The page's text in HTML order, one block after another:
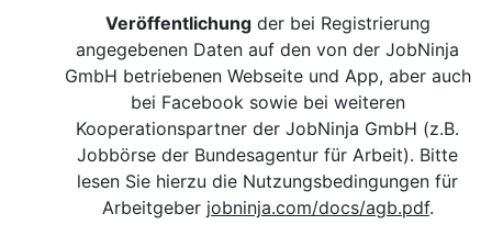
Veröffentlichung der bei Registrierung
angegebenen Daten auf den von der JobNinja
GmbH betriebenen Webseite und App, aber auch
bei Facebook sowie bei weiteren
Kooperationspartner der JobNinja GmbH (z.B.
Jobbörse der Bundesagentur für Arbeit). Bitte
lesen Sie hierzu die Nutzungsbedingungen für
Arbeitgeber jobninja.com/docs/agb.pdf.